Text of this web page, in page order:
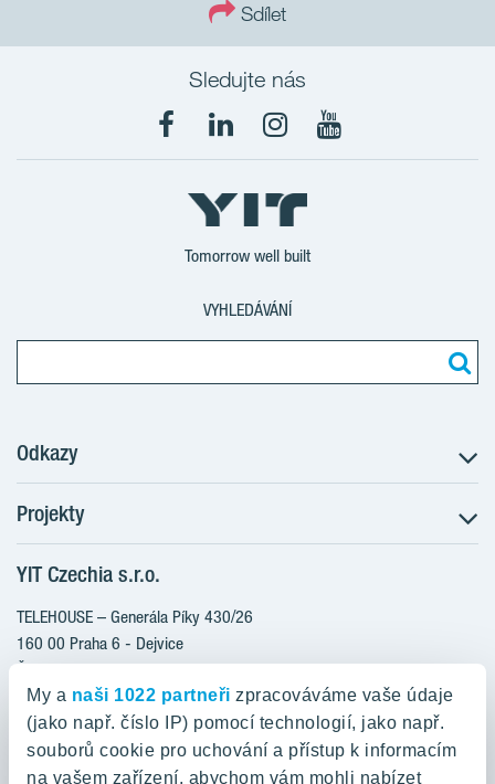
My a naši 1022 partneři zpracováváme vaše údaje
(jako např. číslo IP) pomocí technologií, jako např.
souborů cookie pro uchování a přístup k informacím
na vašem zařízení, abychom vám mohli nabízet
Sdílet
Sledujte nás
Tomorrow well built
VYHLEDÁVÁNÍ
Odkazy
Postup koupě
Klientské změny
Aktuality
Blog
Kariéra
O nás
YIT PLUS
Projekty
RANTA Barrandov III
RANTA Barrandov IV
TOIVO Roztyly II
KALEVALA
VIRTA Kladno
YIT Czechia s.r.o.
TELEHOUSE – Generála Píky 430/26
160 00 Praha 6 - Dejvice
Česká republika
800 200 666
domov@yit.cz